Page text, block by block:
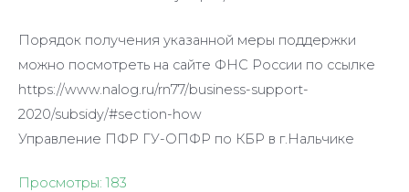
Порядок получения указанной меры поддержки
можно посмотреть на сайте ФНС России по ссылке
https://www.nalog.ru/rn77/business-support-
2020/subsidy/#section-how
Управление ПФР ГУ-ОПФР по КБР в г.Нальчике
Просмотры: 183